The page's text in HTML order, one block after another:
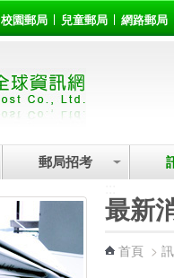
校園郵局 兒童郵局 網路郵局
郵局招考
最新
首頁 >